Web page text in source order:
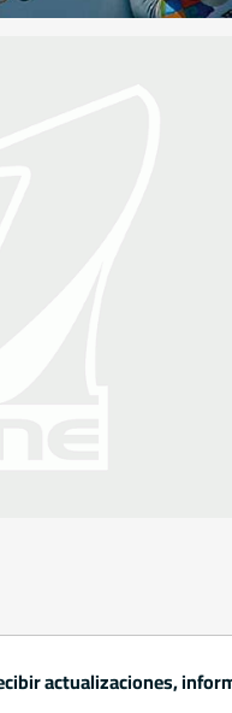
actualizaciones,